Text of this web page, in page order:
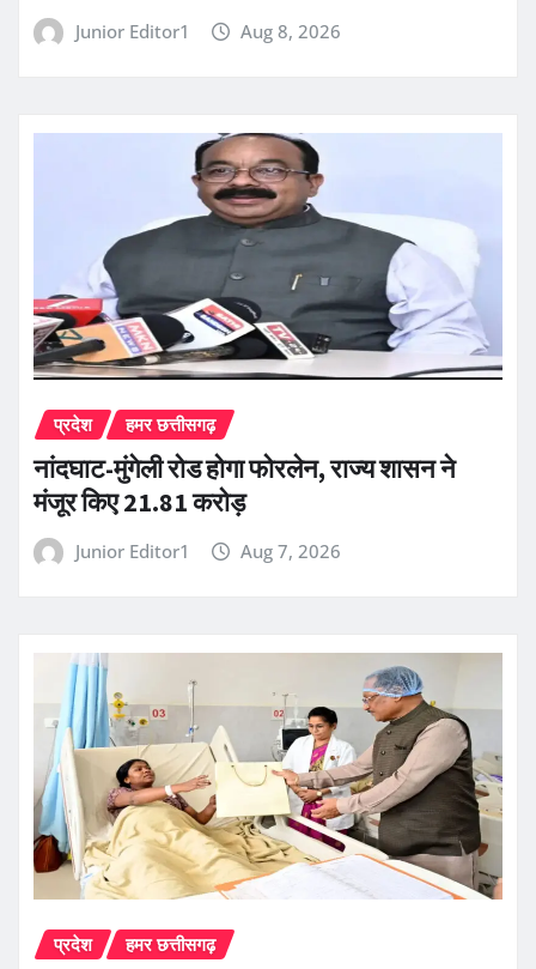
Junior Editor1 Aug 8, 2026
प्रदेश हमर छत्तीसगढ़
नांदघाट-मुंगेली रोड होगा फोरलेन, राज्य शासन ने
मंजूर किए 21.81 करोड़
Junior Editor1 Aug 7, 2026
प्रदेश हमर छत्तीसगढ़